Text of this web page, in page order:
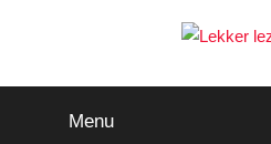
Lekker
Menu